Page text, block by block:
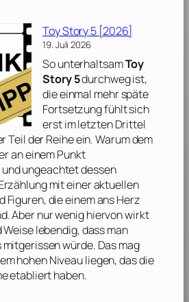
Toy Story 5 [2026]
19. Juli 2026
So unterhaltsamToy
Story 5durchweg ist,
die einmal mehr späte
Fortsetzung fühlt sich
erst im letzten Drittel
Teil der Reihe ein. Warum dem
an einem Punkt
ungeachtet dessen
mit einer aktuellen
Figuren, die einem ans Herz
Aber nur wenig hiervon wirkt
lebendig, dass man
würde. Das mag
hohen Niveau liegen, das die
etabliert haben.